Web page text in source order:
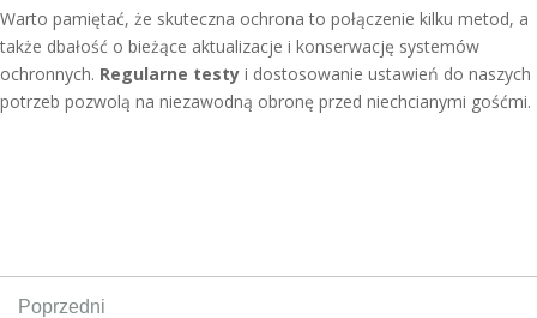
Warto pamiętać, że skuteczna ochrona to połączenie kilku metod, a
także dbałość o bieżące aktualizacje i konserwację systemów
ochronnych. Regularne testy i dostosowanie ustawień do naszych
potrzeb pozwolą na niezawodną obronę przed niechcianymi gośćmi.
Poprzedni